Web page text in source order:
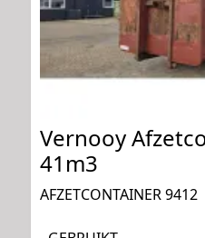
Vernooy
41m3
AFZETCONTAINER 9412